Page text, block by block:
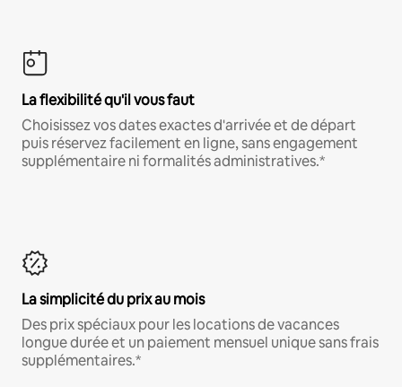
La flexibilité qu'il vous faut
Choisissez vos dates exactes d'arrivée et de départ
puis réservez facilement en ligne, sans engagement
supplémentaire ni formalités administratives.*
La simplicité du prix au mois
Des prix spéciaux pour les locations de vacances
longue durée et un paiement mensuel unique sans frais
supplémentaires.*